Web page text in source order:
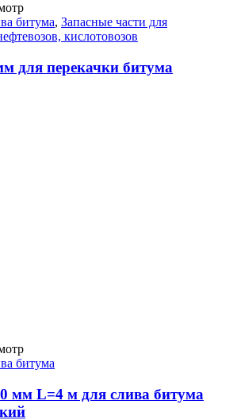
битума, Запасные части для
кислотовозов
для перекачки битума
битума
мм L=4 м для слива битума